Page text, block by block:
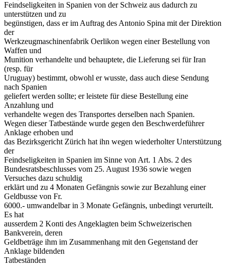
Feindseligkeiten in Spanien von der Schweiz aus dadurch zu
unterstützen und zu
begünstigen, dass er im Auftrag des Antonio Spina mit der Direktion
der
Werkzeugmaschinenfabrik Oerlikon wegen einer Bestellung von
Waffen und
Munition verhandelte und behauptete, die Lieferung sei für Iran
(resp. für
Uruguay) bestimmt, obwohl er wusste, dass auch diese Sendung
nach Spanien
geliefert werden sollte; er leistete für diese Bestellung eine
Anzahlung und
verhandelte wegen des Transportes derselben nach Spanien.
Wegen dieser Tatbestände wurde gegen den Beschwerdeführer
Anklage erhoben und
das Bezirksgericht Zürich hat ihn wegen wiederholter Unterstützung
der
Feindseligkeiten in Spanien im Sinne von Art. 1 Abs. 2 des
Bundesratsbeschlusses vom 25. August 1936 sowie wegen
Versuches dazu schuldig
erklärt und zu 4 Monaten Gefängnis sowie zur Bezahlung einer
Geldbusse von Fr.
6000.- umwandelbar in 3 Monate Gefängnis, unbedingt verurteilt.
Es hat
ausserdem 2 Konti des Angeklagten beim Schweizerischen
Bankverein, deren
Geldbeträge ihm im Zusammenhang mit den Gegenstand der
Anklage bildenden
Tatbeständen